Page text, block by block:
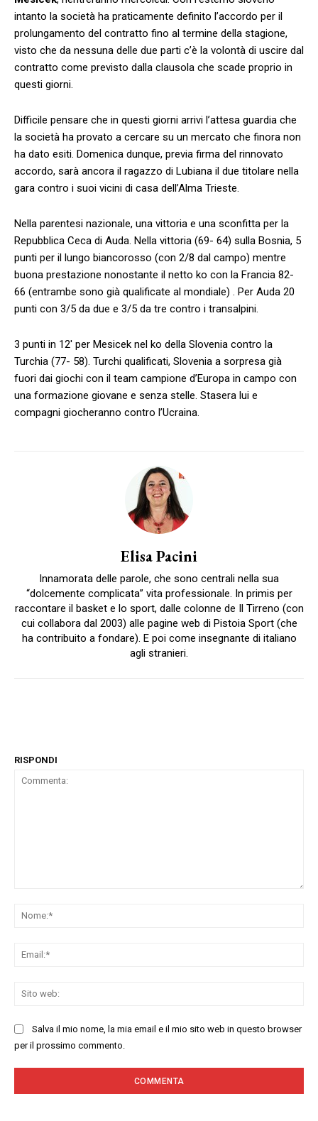
intanto la società ha praticamente definito l’accordo per il
prolungamento del contratto fino al termine della stagione,
visto che da nessuna delle due parti c’è la volontà di uscire dal
contratto come previsto dalla clausola che scade proprio in
questi giorni.
Difficile pensare che in questi giorni arrivi l’attesa guardia che
la società ha provato a cercare su un mercato che finora non
ha dato esiti. Domenica dunque, previa firma del rinnovato
accordo, sarà ancora il ragazzo di Lubiana il due titolare nella
gara contro i suoi vicini di casa dell’Alma Trieste.
Nella parentesi nazionale, una vittoria e una sconfitta per la
Repubblica Ceca di Auda. Nella vittoria (69- 64) sulla Bosnia, 5
punti per il lungo biancorosso (con 2/8 dal campo) mentre
buona prestazione nonostante il netto ko con la Francia 82-
66 (entrambe sono già qualificate al mondiale) . Per Auda 20
punti con 3/5 da due e 3/5 da tre contro i transalpini.
3 punti in 12′ per Mesicek nel ko della Slovenia contro la
Turchia (77- 58). Turchi qualificati, Slovenia a sorpresa già
fuori dai giochi con il team campione d’Europa in campo con
una formazione giovane e senza stelle. Stasera lui e
compagni giocheranno contro l’Ucraina.
Elisa Pacini
Innamorata delle parole, che sono centrali nella sua
“dolcemente complicata” vita professionale. In primis per
raccontare il basket e lo sport, dalle colonne de Il Tirreno (con
cui collabora dal 2003) alle pagine web di Pistoia Sport (che
ha contribuito a fondare). E poi come insegnante di italiano
agli stranieri.
RISPONDI
Salva il mio nome, la mia email e il mio sito web in questo browser
per il prossimo commento.